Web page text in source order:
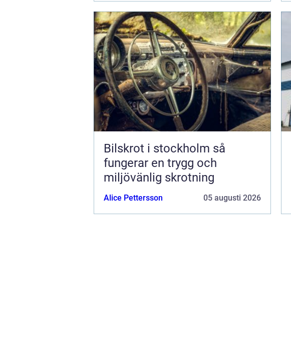
Bilskrot i stockholm så
fungerar en trygg och
miljövänlig skrotning
Alice Pettersson 05 augusti 2026